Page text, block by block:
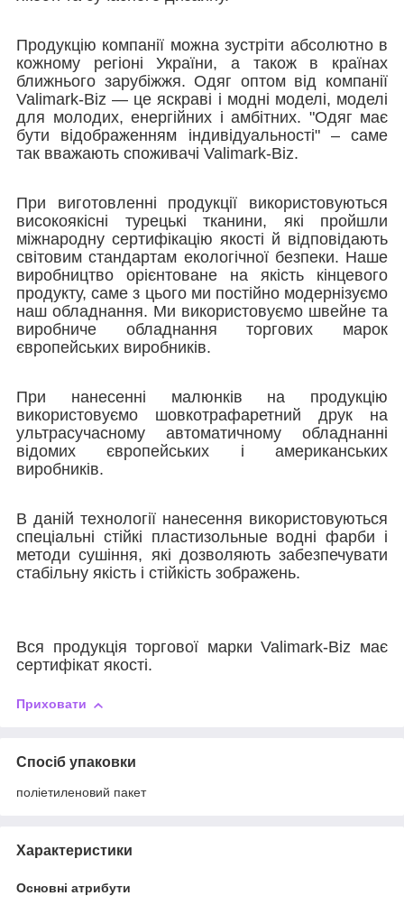
Продукцію компанії можна зустріти абсолютно в
кожному регіоні України, а також в країнах
ближнього зарубіжжя. Одяг оптом від компанії
Valimark-Biz ― це яскраві і модні моделі, моделі
для молодих, енергійних і амбітних. "Одяг має
бути відображенням індивідуальності" – саме
так вважають споживачі Valimark-Biz.
При виготовленні продукції використовуються
високоякісні турецькі тканини, які пройшли
міжнародну сертифікацію якості й відповідають
світовим стандартам екологічної безпеки. Наше
виробництво орієнтоване на якість кінцевого
продукту, саме з цього ми постійно модернізуємо
наш обладнання. Ми використовуємо швейне та
виробниче обладнання торгових марок
європейських виробників.
При нанесенні малюнків на продукцію
використовуємо шовкотрафаретний друк на
ультрасучасному автоматичному обладнанні
відомих європейських і американських
виробників.
В даній технології нанесення використовуються
спеціальні стійкі пластизольные водні фарби і
методи сушіння, які дозволяють забезпечувати
стабільну якість і стійкість зображень.
Вся продукція торгової марки Valimark-Biz має
сертифікат якості.
Приховати
Спосіб упаковки
поліетиленовий пакет
Характеристики
Основні атрибути